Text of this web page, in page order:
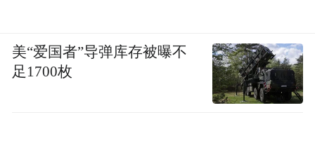
美“爱国者”导弹库存被曝不
足1700枚